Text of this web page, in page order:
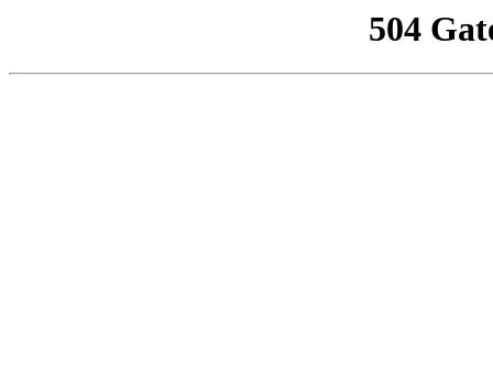
504